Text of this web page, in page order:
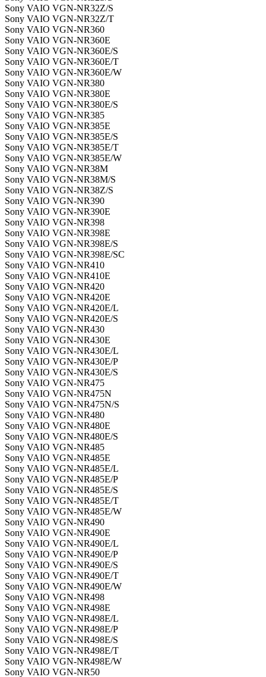
Sony VAIO VGN-NR32Z/S
Sony VAIO VGN-NR32Z/T
Sony VAIO VGN-NR360
Sony VAIO VGN-NR360E
Sony VAIO VGN-NR360E/S
Sony VAIO VGN-NR360E/T
Sony VAIO VGN-NR360E/W
Sony VAIO VGN-NR380
Sony VAIO VGN-NR380E
Sony VAIO VGN-NR380E/S
Sony VAIO VGN-NR385
Sony VAIO VGN-NR385E
Sony VAIO VGN-NR385E/S
Sony VAIO VGN-NR385E/T
Sony VAIO VGN-NR385E/W
Sony VAIO VGN-NR38M
Sony VAIO VGN-NR38M/S
Sony VAIO VGN-NR38Z/S
Sony VAIO VGN-NR390
Sony VAIO VGN-NR390E
Sony VAIO VGN-NR398
Sony VAIO VGN-NR398E
Sony VAIO VGN-NR398E/S
Sony VAIO VGN-NR398E/SC
Sony VAIO VGN-NR410
Sony VAIO VGN-NR410E
Sony VAIO VGN-NR420
Sony VAIO VGN-NR420E
Sony VAIO VGN-NR420E/L
Sony VAIO VGN-NR420E/S
Sony VAIO VGN-NR430
Sony VAIO VGN-NR430E
Sony VAIO VGN-NR430E/L
Sony VAIO VGN-NR430E/P
Sony VAIO VGN-NR430E/S
Sony VAIO VGN-NR475
Sony VAIO VGN-NR475N
Sony VAIO VGN-NR475N/S
Sony VAIO VGN-NR480
Sony VAIO VGN-NR480E
Sony VAIO VGN-NR480E/S
Sony VAIO VGN-NR485
Sony VAIO VGN-NR485E
Sony VAIO VGN-NR485E/L
Sony VAIO VGN-NR485E/P
Sony VAIO VGN-NR485E/S
Sony VAIO VGN-NR485E/T
Sony VAIO VGN-NR485E/W
Sony VAIO VGN-NR490
Sony VAIO VGN-NR490E
Sony VAIO VGN-NR490E/L
Sony VAIO VGN-NR490E/P
Sony VAIO VGN-NR490E/S
Sony VAIO VGN-NR490E/T
Sony VAIO VGN-NR490E/W
Sony VAIO VGN-NR498
Sony VAIO VGN-NR498E
Sony VAIO VGN-NR498E/L
Sony VAIO VGN-NR498E/P
Sony VAIO VGN-NR498E/S
Sony VAIO VGN-NR498E/T
Sony VAIO VGN-NR498E/W
Sony VAIO VGN-NR50